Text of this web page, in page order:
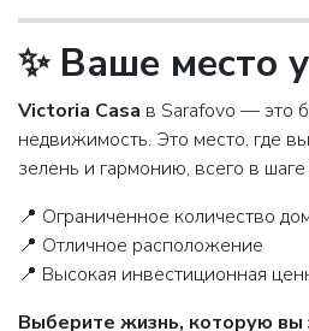
✨ Ваше место
Victoria Casa в Sarafovo — это
недвижимость. Это место, где
зелень и гармонию, всего в
📍 Ограниченное количество
📍 Отличное расположение
📍 Высокая инвестиционная
Выберите жизнь, которую вы